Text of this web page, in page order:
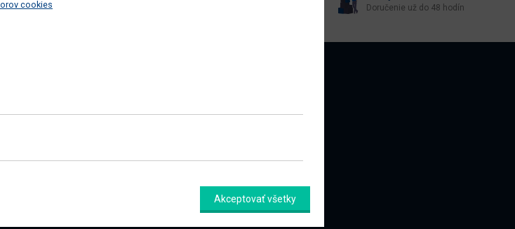
vás
Doručenie už do 48 hodín
Reklamačný formulár
Odstúpiť od zmluvy tu
cookies
Akceptovať všetky